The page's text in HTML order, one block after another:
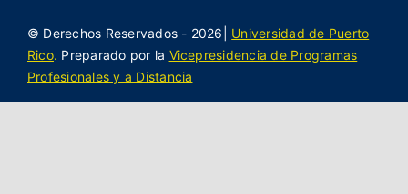
© Derechos Reservados - 2026| Universidad de Puerto
Rico. Preparado por la Vicepresidencia de Programas
Profesionales y a Distancia